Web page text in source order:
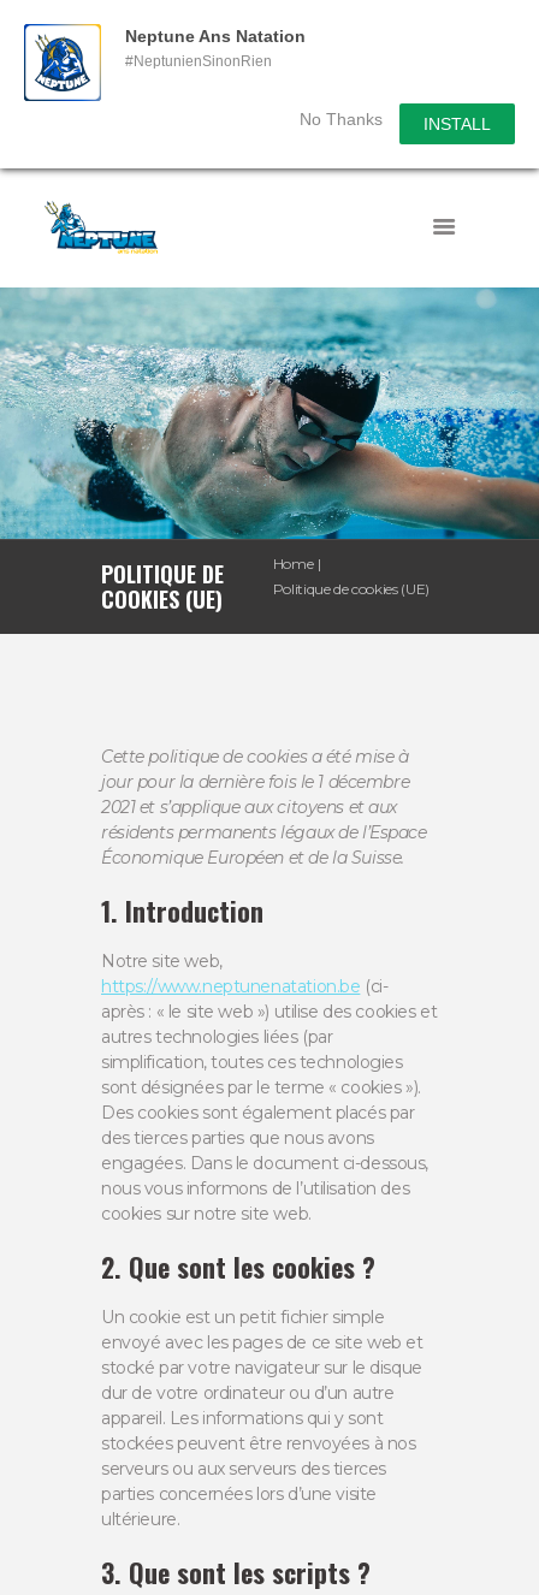
Neptune Ans Natation
#NeptunienSinonRien
No Thanks INSTALL
POLITIQUE DE
COOKIES (UE)
Home
Politique de cookies (UE)
Cette politique de cookies a été mise à
jour pour la dernière fois le 1 décembre
2021 et s’applique aux citoyens et aux
résidents permanents légaux de l’Espace
Économique Européen et de la Suisse.
1. Introduction
Notre site web,
https://www.neptunenatation.be (ci-
après : « le site web ») utilise des cookies et
autres technologies liées (par
simplification, toutes ces technologies
sont désignées par le terme « cookies »).
Des cookies sont également placés par
des tierces parties que nous avons
engagées. Dans le document ci-dessous,
nous vous informons de l’utilisation des
cookies sur notre site web.
2. Que sont les cookies ?
Un cookie est un petit fichier simple
envoyé avec les pages de ce site web et
stocké par votre navigateur sur le disque
dur de votre ordinateur ou d’un autre
appareil. Les informations qui y sont
stockées peuvent être renvoyées à nos
serveurs ou aux serveurs des tierces
parties concernées lors d’une visite
ultérieure.
3. Que sont les scripts ?